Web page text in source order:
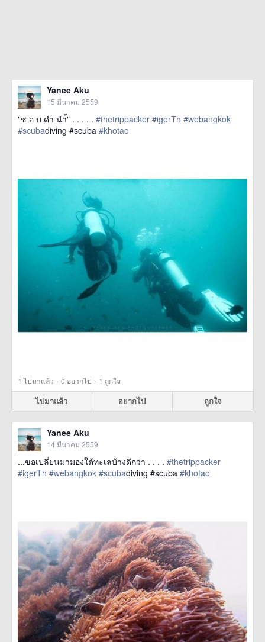
Yanee Aku
15 มีนาคม 2559
"ช อ บ ดำ นำ้" . . . . . #thetrippacker #igerTh #webangkok
#scubadiving #scuba #khotao
1 ไปมาแล้ว · 0 อยากไป · 1 ถูกใจ
ไปมาแล้ว อยากไป ถูกใจ
Yanee Aku
14 มีนาคม 2559
...ขอเปลี่ยนมามองใต้ทะเลบ้างดีกว่า . . . . #thetrippacker
#igerTh #webangkok #scubadiving #scuba #khotao